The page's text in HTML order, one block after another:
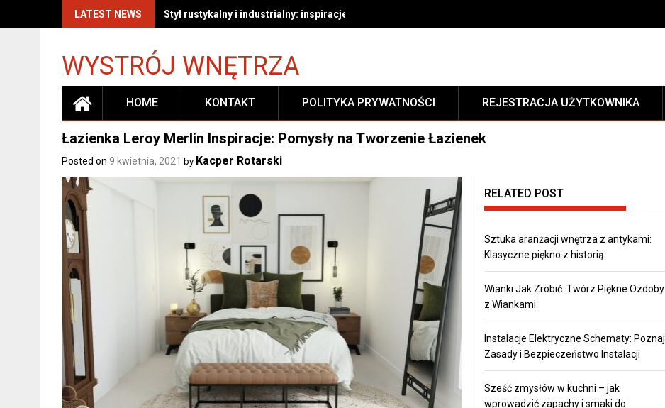
LATEST NEWS Jak skutecznie czyścić i pielęgnować dywan w domu
WYSTRÓJ WNĘTRZA
HOME KONTAKT POLITYKA PRYWATNOŚCI REJESTRACJA UŻYTKOWNIKA
Łazienka Leroy Merlin Inspiracje: Pomysły na Tworzenie Łazienek
Posted on 9 kwietnia, 2021 by Kacper Rotarski
RELATED POST
Sztuka aranżacji wnętrza z antykami:
Klasyczne piękno z historią
Wianki Jak Zrobić: Twórz Piękne Ozdoby
z Wiankami
Instalacje Elektryczne Schematy: Poznaj
Zasady i Bezpieczeństwo Instalacji
Sześć zmysłów w kuchni – jak
wprowadzić zapachy i smaki do